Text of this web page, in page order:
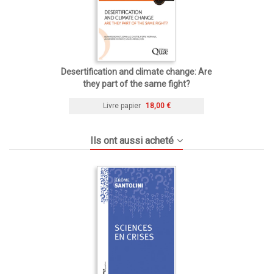
Desertification and climate change: Are
they part of the same fight?
Livre papier 18,00 €
Ils ont aussi acheté